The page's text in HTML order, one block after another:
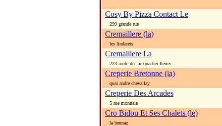
Cosy By Pizza Contact Le
299 grande rue
Cremaillere (la)
les lindarets
Cremaillere La
223 route du lac quartier flerier
Creperie Bretonne (la)
quai andre chevallay
Creperie Des Arcades
5 rue monnaie
Cro Bidou Et Ses Chalets (le)
la beunaz